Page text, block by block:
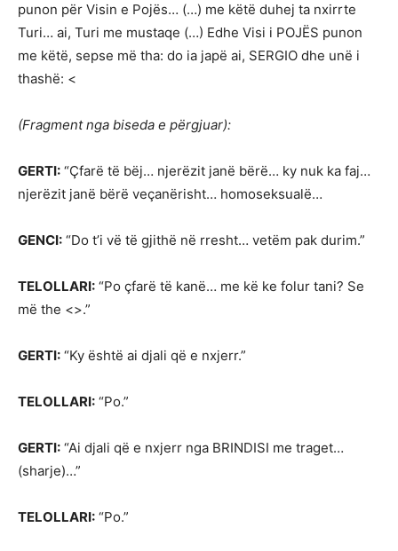
punon për Visin e Pojës… (…) me këtë duhej ta nxirrte
Turi… ai, Turi me mustaqe (…) Edhe Visi i POJËS punon
me këtë, sepse më tha: do ia japë ai, SERGIO dhe unë i
thashë: <
(Fragment nga biseda e përgjuar):
GERTI: “Çfarë të bëj… njerëzit janë bërë… ky nuk ka faj…
njerëzit janë bërë veçanërisht… homoseksualë…
GENCI: “Do t’i vë të gjithë në rresht… vetëm pak durim.”
TELOLLARI: “Po çfarë të kanë… me kë ke folur tani? Se
më the <>.”
GERTI: “Ky është ai djali që e nxjerr.”
TELOLLARI: “Po.”
GERTI: “Ai djali që e nxjerr nga BRINDISI me traget…
(sharje)…”
TELOLLARI: “Po.”